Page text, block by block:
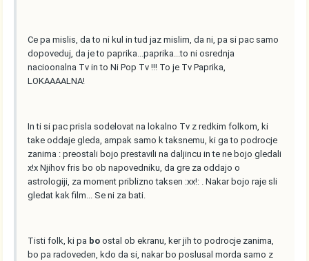
Ce pa mislis, da to ni kul in tud jaz mislim, da ni, pa si pac samo
dopoveduj, da je to paprika...paprika...to ni osrednja
nacioonalna Tv in to Ni Pop Tv !!! To je Tv Paprika,
LOKAAAALNA!
In ti si pac prisla sodelovat na lokalno Tv z redkim folkom, ki
take oddaje gleda, ampak samo k taksnemu, ki ga to podrocje
zanima : preostali bojo prestavili na daljincu in te ne bojo gledali
x!x Njihov fris bo ob napovedniku, da gre za oddajo o
astrologiji, za moment priblizno taksen :xx!: . Nakar bojo raje sli
gledat kak film... Se ni za bati.
Tisti folk, ki pa boostal ob ekranu, ker jih to podrocje zanima,
bo pa radoveden, kdo da si, nakar bo poslusal morda samo z